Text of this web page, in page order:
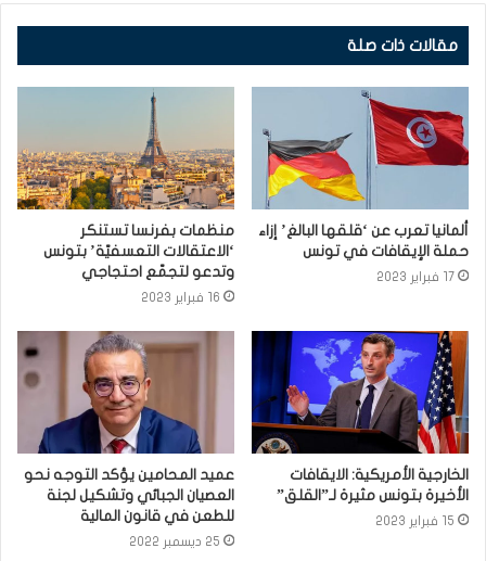
مقالات ذات صلة
ألمانيا تعرب عن ‘قلقها البالغ’ إزاء
حملة الإيقافات في تونس
17 فبراير 2023
منظمات بفرنسا تستنكر
‘الاعتقالات التعسفيّة’ بتونس
وتدعو لتجمّع احتجاجي
16 فبراير 2023
الخارجية الأمريكية: الايقافات
الأخيرة بتونس مثيرة لـ”القلق”
15 فبراير 2023
عميد المحامين يؤكد التوجه نحو
العصيان الجبائي وتشكيل لجنة
للطعن في قانون المالية
25 ديسمبر 2022